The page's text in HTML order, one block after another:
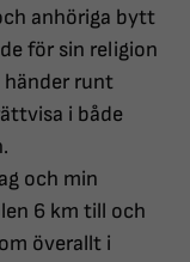
anhöriga bytt
för sin religion
händer runt
i både
och min
6 km till och
överallt i